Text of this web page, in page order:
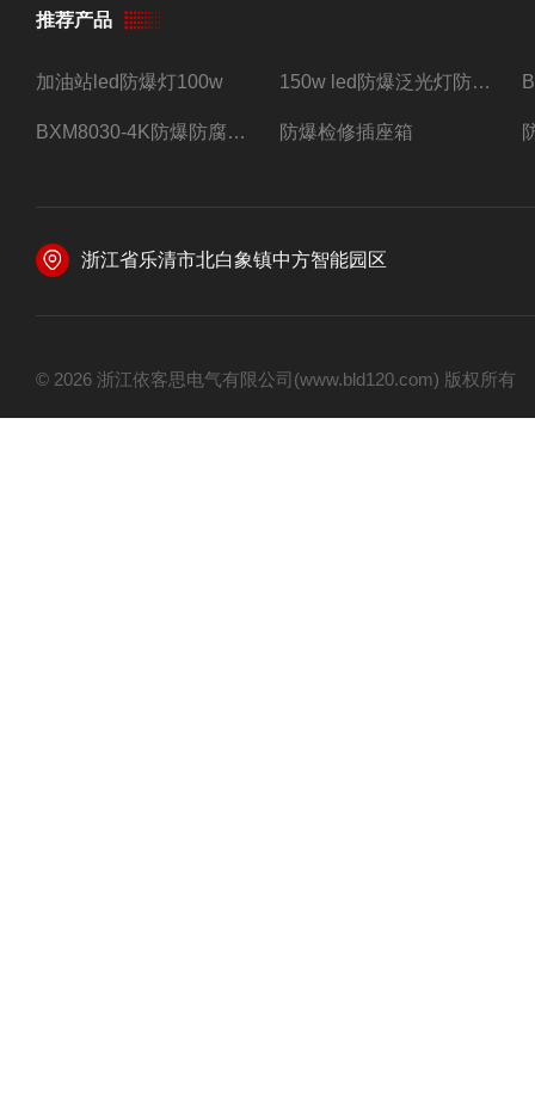
推荐产品
加油站led防爆灯100w 150w led防爆泛光灯防水防尘防爆三防灯
BXM8030-4K防爆防腐照明配电箱四路带总开关 防爆检修插座箱
浙江省乐清市北白象镇中方智能园区
© 2026 浙江依客思电气有限公司(www.bld120.com) 版权所有